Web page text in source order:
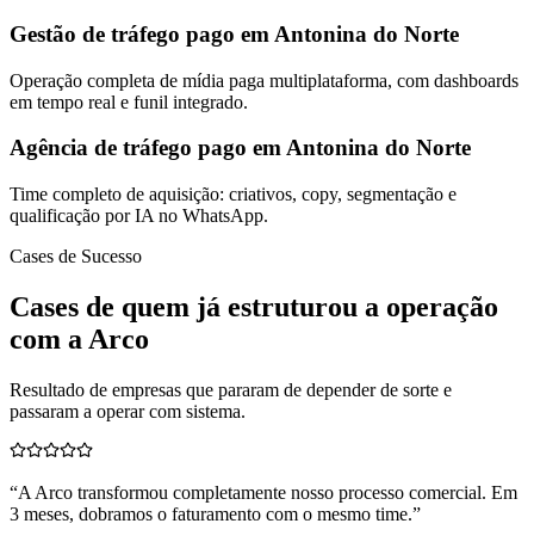
Gestão de tráfego pago em Antonina do Norte
Operação completa de mídia paga multiplataforma, com dashboards
em tempo real e funil integrado.
Agência de tráfego pago em Antonina do Norte
Time completo de aquisição: criativos, copy, segmentação e
qualificação por IA no WhatsApp.
Cases de Sucesso
Cases de quem já estruturou a operação
com a Arco
Resultado de empresas que pararam de depender de sorte e
passaram a operar com sistema.
“A Arco transformou completamente nosso processo comercial. Em
3 meses, dobramos o faturamento com o mesmo time.”